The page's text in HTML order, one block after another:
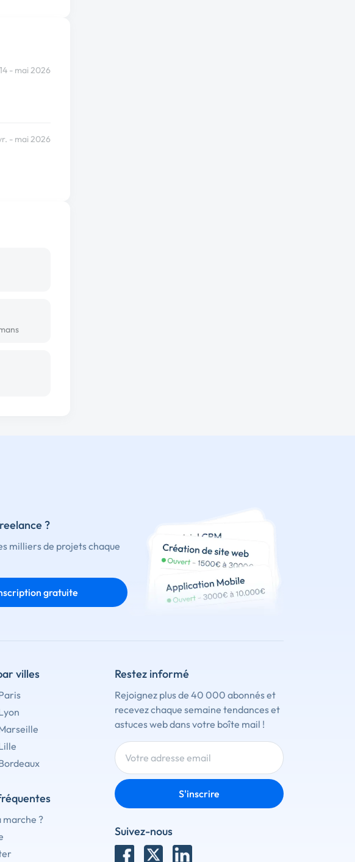
- mai 2026
- mai 2026
?
milliers de projets chaque
gratuite
villes
?
Restez informé
Rejoignez plus de 40 000 abonnés et
recevez chaque semaine tendances et
astuces web dans votre boîte mail !
S'inscrire
Suivez-nous